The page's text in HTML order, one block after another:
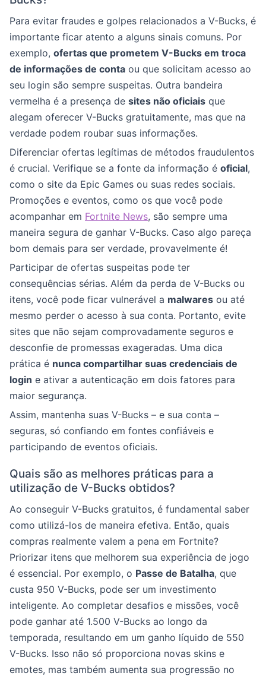
Para evitar fraudes e golpes relacionados a V-Bucks, é
importante ficar atento a alguns sinais comuns. Por
exemplo, ofertas que prometem V-Bucks em troca
de informações de conta ou que solicitam acesso ao
seu login são sempre suspeitas. Outra bandeira
vermelha é a presença de sites não oficiais que
alegam oferecer V-Bucks gratuitamente, mas que na
verdade podem roubar suas informações.
Diferenciar ofertas legítimas de métodos fraudulentos
é crucial. Verifique se a fonte da informação é oficial,
como o site da Epic Games ou suas redes sociais.
Promoções e eventos, como os que você pode
acompanhar em Fortnite News, são sempre uma
maneira segura de ganhar V-Bucks. Caso algo pareça
bom demais para ser verdade, provavelmente é!
Participar de ofertas suspeitas pode ter
consequências sérias. Além da perda de V-Bucks ou
itens, você pode ficar vulnerável a malwares ou até
mesmo perder o acesso à sua conta. Portanto, evite
sites que não sejam comprovadamente seguros e
desconfie de promessas exageradas. Uma dica
prática é nunca compartilhar suas credenciais de
login e ativar a autenticação em dois fatores para
maior segurança.
Assim, mantenha suas V-Bucks – e sua conta –
seguras, só confiando em fontes confiáveis e
participando de eventos oficiais.
Quais são as melhores práticas para a
utilização de V-Bucks obtidos?
Ao conseguir V-Bucks gratuitos, é fundamental saber
como utilizá-los de maneira efetiva. Então, quais
compras realmente valem a pena em Fortnite?
Priorizar itens que melhorem sua experiência de jogo
é essencial. Por exemplo, o Passe de Batalha, que
custa 950 V-Bucks, pode ser um investimento
inteligente. Ao completar desafios e missões, você
pode ganhar até 1.500 V-Bucks ao longo da
temporada, resultando em um ganho líquido de 550
V-Bucks. Isso não só proporciona novas skins e
emotes, mas também aumenta sua progressão no